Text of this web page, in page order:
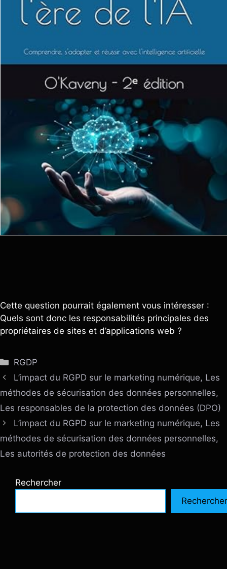
Cette question pourrait également vous intéresser :
Quels sont donc les responsabilités principales des
propriétaires de sites et d’applications web ?
Catégories
RGDP
L’impact du RGPD sur le marketing numérique, Les
méthodes de sécurisation des données personnelles,
Les responsables de la protection des données (DPO)
L’impact du RGPD sur le marketing numérique, Les
méthodes de sécurisation des données personnelles,
Les autorités de protection des données
Rechercher
Rechercher